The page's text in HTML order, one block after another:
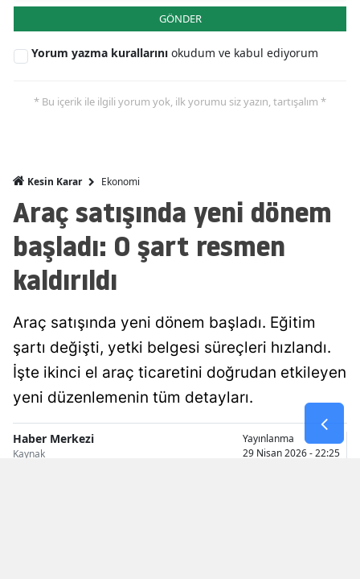
Kastamonu
Kayseri
Kırşehir
Kütahya
Malatya
Mardin
Muğla
Muş
Nevşehir
GÖNDER
Yorum yazma kurallarını okudum ve kabul ediyorum
* Bu içerik ile ilgili yorum yok, ilk yorumu siz yazın, tartışalım *
Kesin Karar Ekonomi
Araç satışında yeni dönem
başladı: O şart resmen
kaldırıldı
Araç satışında yeni dönem başladı. Eğitim
şartı değişti, yetki belgesi süreçleri hızlandı.
İşte ikinci el araç ticaretini doğrudan etkileyen
yeni düzenlemenin tüm detayları.
Haber Merkezi
Kaynak
Yayınlanma
29 Nisan 2026 - 22:25